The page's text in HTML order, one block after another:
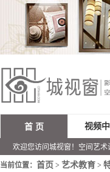
首 页
欢迎您访问城视窗！空间艺术
视频
当前位置： 首页 > 艺术教育 >